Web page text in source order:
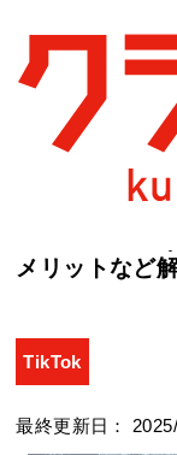
クラプロ コラム
を増やす方法やメ
メリットなど
TikTok
最終更新日：